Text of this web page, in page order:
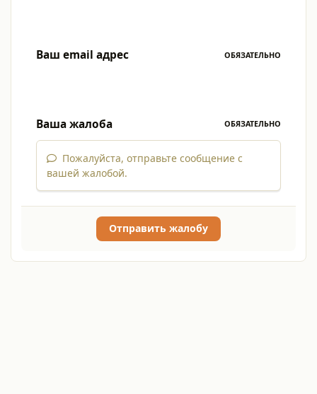
Ваш email адрес ОБЯЗАТЕЛЬНО
Ваша жалоба ОБЯЗАТЕЛЬНО
Пожалуйста, отправьте сообщение с
вашей жалобой.
Отправить жалобу